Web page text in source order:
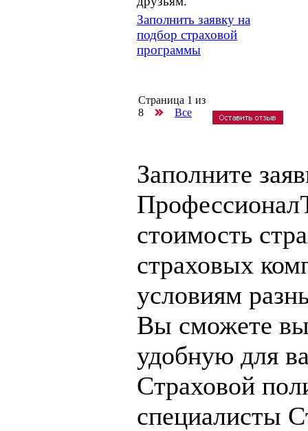
Заполнить заявку на
подбор страховой
программы
Страница 1 из
8
Все
Заполните
стоимость
страховых
условиям
Вы сможете
удобную для
Страховой
специалисты